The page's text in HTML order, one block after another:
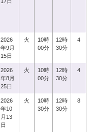
2026
年9月
15日
火
10時
00分
12時
30分
4
2026
年8月
25日
火
10時
00分
12時
30分
4
2026
年10
月13
日
火
10時
30分
12時
30分
8